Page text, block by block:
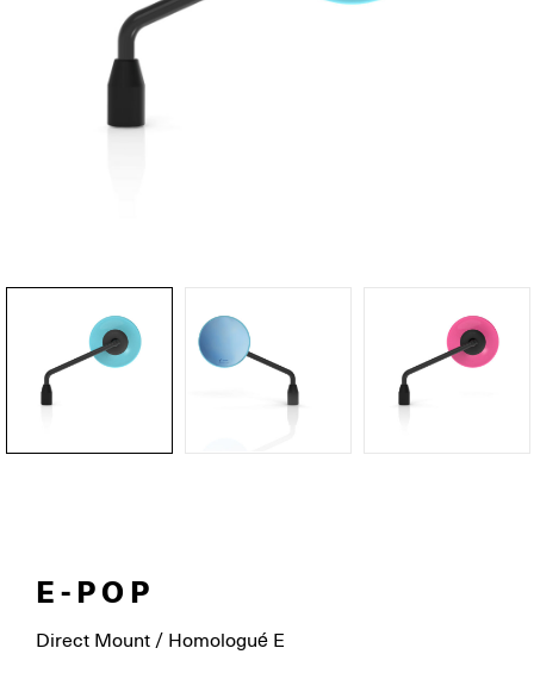
E-POP
Direct Mount / Homologué E